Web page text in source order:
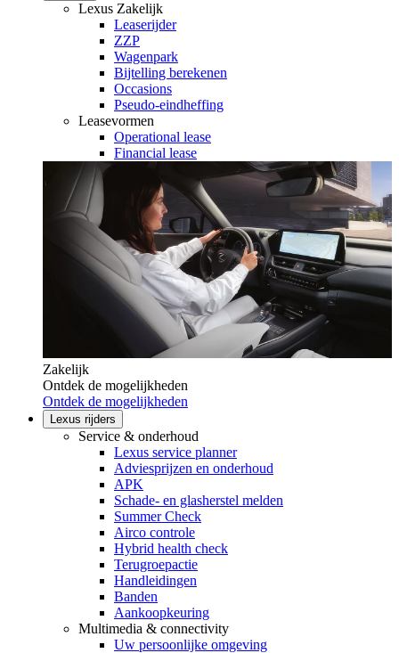
Lexus Zakelijk
Leaserijder
ZZP
Wagenpark
Bijtelling berekenen
Occasions
Pseudo-eindheffing
Leasevormen
Operational lease
Financial lease
Zakelijk
Ontdek de mogelijkheden
Ontdek de mogelijkheden
Lexus rijders
Service & onderhoud
Lexus service planner
Adviesprijzen en onderhoud
APK
Schade- en glasherstel melden
Summer Check
Airco controle
Hybrid health check
Terugroepactie
Handleidingen
Banden
Aankoopkeuring
Multimedia & connectivity
Uw persoonlijke omgeving